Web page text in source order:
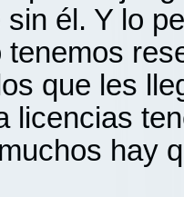
sin él. Y lo
que les
licencias
hay